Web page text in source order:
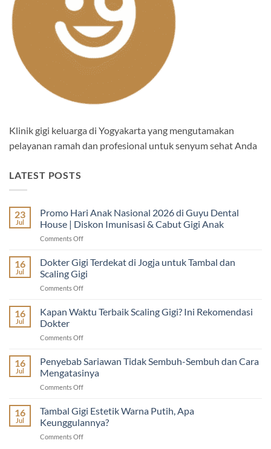
Klinik gigi keluarga di Yogyakarta yang mengutamakan
pelayanan ramah dan profesional untuk senyum sehat Anda
LATEST POSTS
23
Jul
Promo Hari Anak Nasional 2026 di Guyu Dental
House | Diskon Imunisasi & Cabut Gigi Anak
Comments Offon
Hari
Anak
Nasional
2026
Guyu
Imunisasi
&
16
Jul
Dokter Gigi Terdekat di Jogja untuk Tambal dan
Scaling Gigi
Comments Offon
Gigi
Terdekat
Jogja
Tambal
dan
Scaling
16
Jul
Kapan Waktu Terbaik Scaling Gigi? Ini Rekomendasi
Dokter
Comments Offon
Waktu
Terbaik
Scaling
Gigi?
Rekomendasi
Dokter
16
Jul
Penyebab Sariawan Tidak Sembuh-Sembuh dan Cara
Mengatasinya
Comments Offon
Sariawan
Tidak
Sembuh-
Sembuh
16
Jul
Tambal Gigi Estetik Warna Putih, Apa
Keunggulannya?
Comments Offon